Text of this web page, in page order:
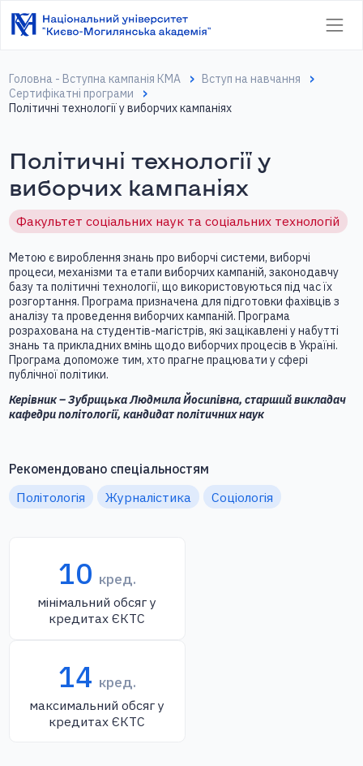
Головна - Вступна кампанія КМА
Вступ на навчання
Сертифікатні програми
Політичні технології у виборчих кампаніях
Політичні технології у
виборчих кампаніях
Факультет соціальних наук та соціальних технологій
Метою є вироблення знань про виборчі системи, виборчі
процеси, механізми та етапи виборчих кампаній, законодавчу
базу та політичні технології, що використовуються під час їх
розгортання. Програма призначена для підготовки фахівців з
аналізу та проведення виборчих кампаній. Програма
розрахована на студентів-магістрів, які зацікавлені у набутті
знань та прикладних вмінь щодо виборчих процесів в Україні.
Програма допоможе тим, хто прагне працювати у сфері
публічної політики.
Керівник – Зубрицька Людмила Йосипівна, старший викладач
кафедри політології, кандидат політичних наук
Рекомендовано спеціальностям
Політологія
Журналістика Соціологія
10 кред.
мінімальний обсяг у
кредитах ЄКТС
14 кред.
максимальний обсяг у
кредитах ЄКТС